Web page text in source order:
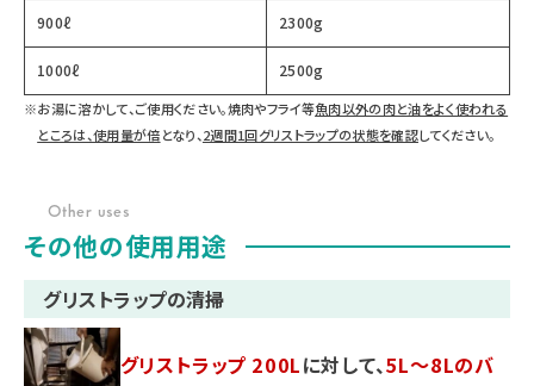
900ℓ 2300g
1000ℓ 2500g
※お湯に溶かして、ご使用ください。焼肉やフライ等魚肉以外の肉と油をよく使われる
ところは、使用量が倍となり、2週間1回グリストラップの状態を確認してください。
Other uses
その他の使用用途
グリストラップの清掃
グリストラップ 200Lに対して、5L〜8Lのバ